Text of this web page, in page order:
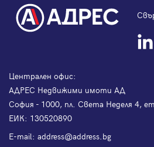
Централен офис:
АДРЕС Недвижими имоти АД
София - 1000, пл. Света Неделя 4,
ЕИК: 130520890
Е-mail: address@address.bg